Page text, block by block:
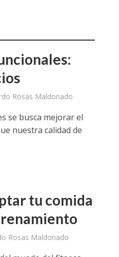
Rosas Maldonado
se busca mejorar el
nuestra calidad de
tu comida
Rosas Maldonado